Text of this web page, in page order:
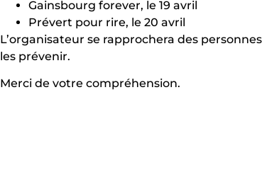
Gainsbourg forever, le 19 avril
Prévert pour rire, le 20 avril
L’organisateur se rapprochera des
les prévenir.
Merci de votre compréhension.